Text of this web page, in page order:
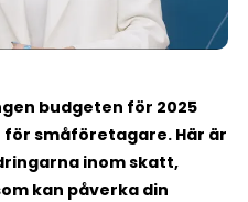
budgeten för 2025
småföretagare. Här är
inom skatt,
kan påverka din